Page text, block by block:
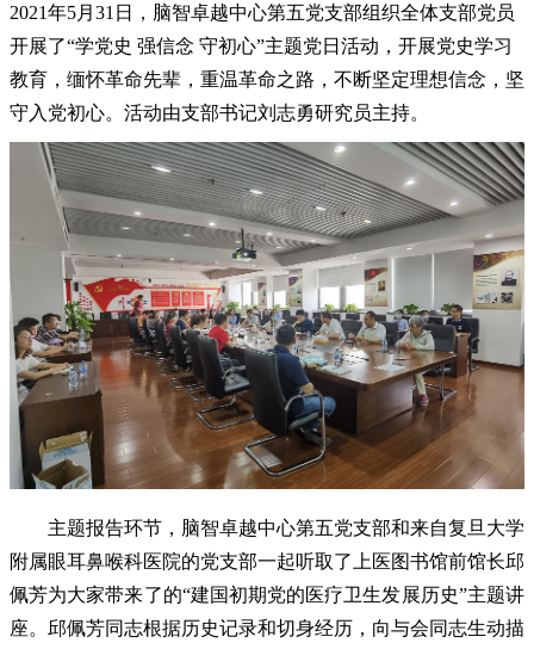
2021年5月 31 日，脑智卓越中心第五党支部组织全体支部党员
开展了“学党史 强信念 守初心”主题党日活动，开展党史学习
教育，缅怀革命先辈，重温革命之路，不断坚定理想信念，坚
守入党初心。活动由支部书记刘志勇研究员主持。
主题报告环节，脑智卓越中心第五党支部和来自复旦大学
附属眼耳鼻喉科医院的党支部一起听取了上医图书馆前馆长邱
佩芳为大家带来了的“建国初期党的医疗卫生发展历史”主题讲
座。邱佩芳同志根据历史记录和切身经历，向与会同志生动描